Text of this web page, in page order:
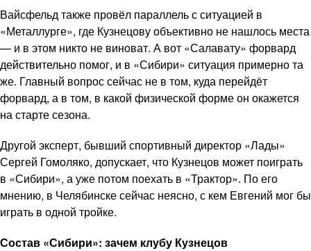
Вайсфельд также провёл параллель с ситуацией в
«Металлурге», где Кузнецову объективно не нашлось места
— и в этом никто не виноват. А вот «Салавату» форвард
действительно помог, и в «Сибири» ситуация примерно та
же. Главный вопрос сейчас не в том, куда перейдёт
форвард, а в том, в какой физической форме он окажется
на старте сезона.
Другой эксперт, бывший спортивный директор «Лады»
Сергей Гомоляко, допускает, что Кузнецов может поиграть
в «Сибири», а уже потом поехать в «Трактор». По его
мнению, в Челябинске сейчас неясно, с кем Евгений мог бы
играть в одной тройке.
Состав «Сибири»: зачем клубу Кузнецов